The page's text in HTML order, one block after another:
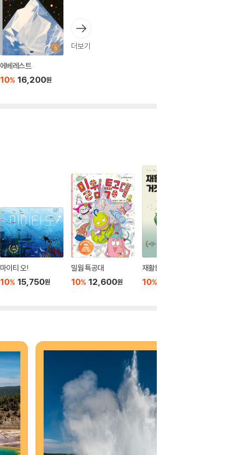
에베레스트
10% 16,200원
더보기
마이티 오!
10% 15,750원
밀웜 특공대
10% 12,600원
재활용의 거짓말
10%